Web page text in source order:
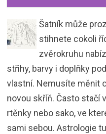
Šatník může
stihnete cokoli
zvěrokruhu
střihy, barvy i doplňky
vlastní. Nemusíte měnit
novou skříň. Často stačí
rtěnky nebo sako, ve
sami sebou. Astrologie